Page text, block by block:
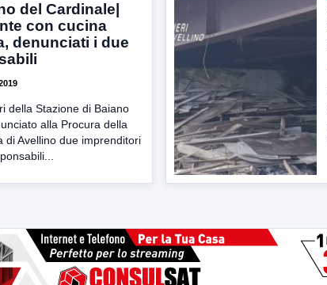
del Cardinale|
con cucina
denunciati i due
della Stazione di Baiano
alla Procura della
di Avellino due imprenditori